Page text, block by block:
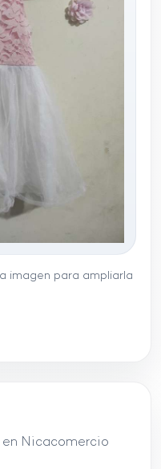
imagen para ampliarla
en Nicacomercio